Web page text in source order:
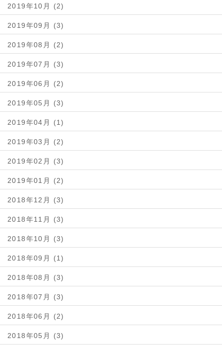
2019年10月 (2)
2019年09月 (3)
2019年08月 (2)
2019年07月 (3)
2019年06月 (2)
2019年05月 (3)
2019年04月 (1)
2019年03月 (2)
2019年02月 (3)
2019年01月 (2)
2018年12月 (3)
2018年11月 (3)
2018年10月 (3)
2018年09月 (1)
2018年08月 (3)
2018年07月 (3)
2018年06月 (2)
2018年05月 (3)